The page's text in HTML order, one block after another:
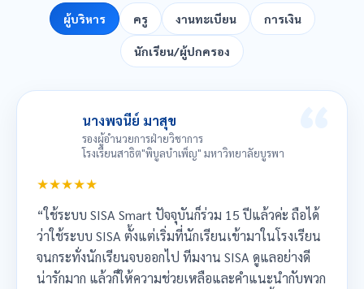
ผู้บริหาร ครู งานทะเบียน การเงิน
นักเรียน/ผู้ปกครอง
นางพจนีย์ มาสุข
รองผู้อำนวยการฝ่ายวิชาการ
โรงเรียนสาธิต"พิบูลบำเพ็ญ" มหาวิทยาลัยบูรพา
★★★★★
“ใช้ระบบ SISA Smart ปัจจุบันก็ร่วม 15 ปีแล้วค่ะ ถือได้
ว่าใช้ระบบ SISA ตั้งแต่เริ่มที่นักเรียนเข้ามาในโรงเรียน
จนกระทั่งนักเรียนจบออกไป ทีมงาน SISA ดูแลอย่างดี
น่ารักมาก แล้วก็ให้ความช่วยเหลือและคำแนะนำกับพวก